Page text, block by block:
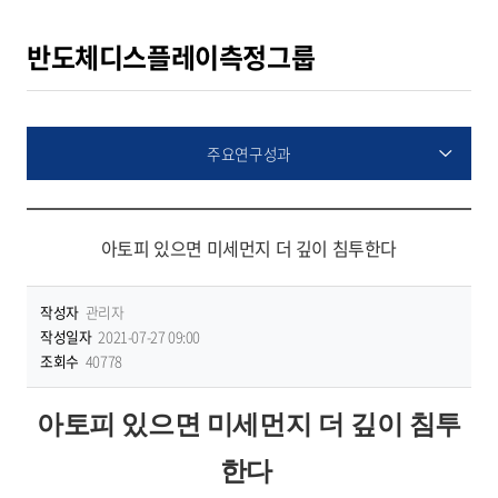
반도체디스플레이측정그룹
주요연구성과
아토피 있으면 미세먼지 더 깊이 침투한다
작성자 관리자
작성일자 2021-07-27 09:00
조회수 40778
아토피 있으면 미세먼지 더 깊이 침투
한다